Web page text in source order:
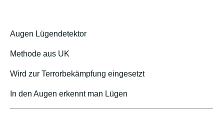
Augen Lügendetektor
Methode aus UK
Wird zur Terrorbekämpfung eingesetzt
In den Augen erkennt man Lügen